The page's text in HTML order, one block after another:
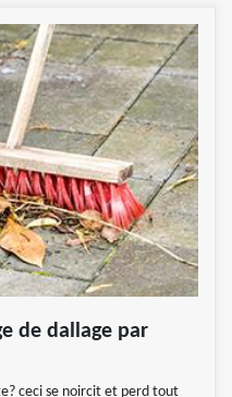
de dallage par
ceci se noircit et perd tout